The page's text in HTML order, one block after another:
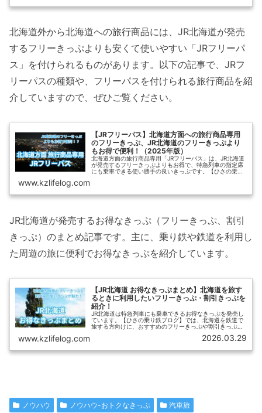
北海道外から北海道への旅行商品には、JR北海道が発売
するフリーきっぷよりも安くて使いやすい「JRフリーパ
ス」を付けられるものがあります。以下の記事で、JRフ
リーパスの種類や、フリーパスを付けられる旅行商品を紹
介していますので、ぜひご覧ください。
【JRフリーパス】北海道方面への旅行商品専用
のフリーきっぷ、JR北海道のフリーきっぷより
もお得で便利！（2025年版）
北海道方面の旅行商品専用「JRフリーパス」は、JR北海道
が発売するフリーきっぷよりもお得で、特急列車の指定席
にも乗車できる使い勝手の良いきっぷです。【ひさの乗り
www.kzlifelog.com
JR北海道が発売するお得なきっぷ（フリーきっぷ、割引
きっぷ）のまとめ記事です。主に、乗り鉄や鉄道を利用し
た周遊の旅に便利でお得なきっぷを紹介しています。
【JR北海道 お得なきっぷまとめ】北海道を旅す
るときに利用したいフリーきっぷ・割引きっぷを
紹介！
JR北海道は特急列車にも乗車できるお得なきっぷを発売し
ています。【ひさの乗り鉄ブログ】では、北海道を鉄道で
旅する方向けに、おすすめのフリーきっぷや割引きっぷを
まとめてご紹介します。どのように使い分ければよいかも
解説しますので、どのきっぷを使えばよいか迷っている方
www.kzlifelog.com 2026.03.29
ノウハウ ノウハウ-おトクなきっぷ 汽車旅